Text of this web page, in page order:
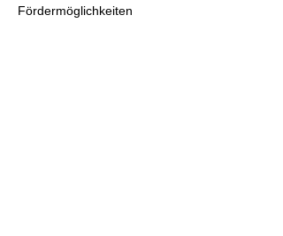
Fördermöglichkeiten